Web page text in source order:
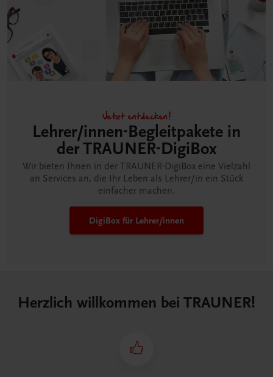
Jetzt entdecken!
Lehrer/innen-Begleitpakete in
der TRAUNER-DigiBox
Wir bieten Ihnen in der TRAUNER-DigiBox eine Vielzahl
an Services an, die Ihr Leben als Lehrer/in ein Stück
einfacher machen.
DigiBox für Lehrer/innen
Herzlich willkommen bei TRAUNER!